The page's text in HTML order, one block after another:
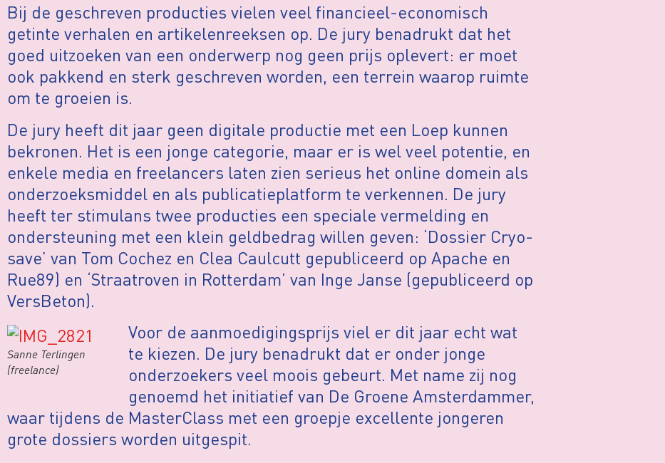
Bij de geschreven producties vielen veel financieel-economisch
getinte verhalen en artikelenreeksen op. De jury benadrukt dat het
goed uitzoeken van een onderwerp nog geen prijs oplevert: er moet
ook pakkend en sterk geschreven worden, een terrein waarop ruimte
om te groeien is.
De jury heeft dit jaar geen digitale productie met een Loep kunnen
bekronen. Het is een jonge categorie, maar er is wel veel potentie, en
enkele media en freelancers laten zien serieus het online domein als
onderzoeksmiddel en als publicatieplatform te verkennen. De jury
heeft ter stimulans twee producties een speciale vermelding en
ondersteuning met een klein geldbedrag willen geven: ‘Dossier Cryo-
save’ van Tom Cochez en Clea Caulcutt gepubliceerd op Apache en
Rue89) en ‘Straatroven in Rotterdam’ van Inge Janse (gepubliceerd op
VersBeton).
Sanne Terlingen
(freelance)
Voor de aanmoedigingsprijs viel er dit jaar echt wat
te kiezen. De jury benadrukt dat er onder jonge
onderzoekers veel moois gebeurt. Met name zij nog
genoemd het initiatief van De Groene Amsterdammer,
waar tijdens de MasterClass met een groepje excellente jongeren
grote dossiers worden uitgespit.